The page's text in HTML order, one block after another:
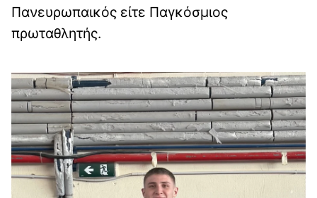
Πανευρωπαικός είτε Παγκόσμιος
πρωταθλητής.